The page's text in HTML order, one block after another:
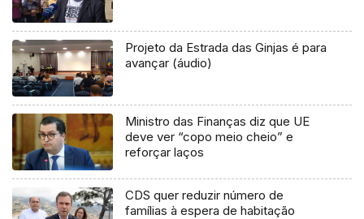
Projeto da Estrada das Ginjas é para
avançar (áudio)
Ministro das Finanças diz que UE
deve ver “copo meio cheio” e
reforçar laços
CDS quer reduzir número de
famílias à espera de habitação